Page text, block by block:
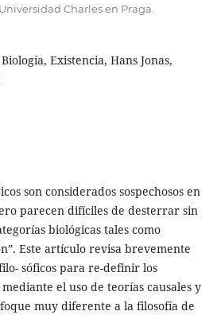
Charles en Praga.
Existencia, Hans Jonas,
son considerados sospechosos en
parecen difíciles de desterrar sin
biológicas tales como
Este artículo revisa brevemente
sóficos para re-definir los
el uso de teorías causales y
muy diferente a la filosofía de